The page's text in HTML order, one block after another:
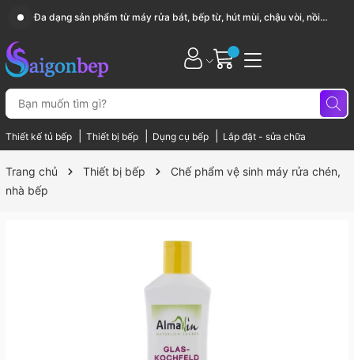
Sài Gòn Bếp chuyên thiết bị bếp, gia dụng bếp cao cấp
Thiết kế tủ bếp Thiết bị bếp Dụng cụ bếp Lắp đặt - sửa chữa
Trang chủ Thiết bị bếp
Chế phẩm vệ sinh máy rửa chén,
nhà bếp